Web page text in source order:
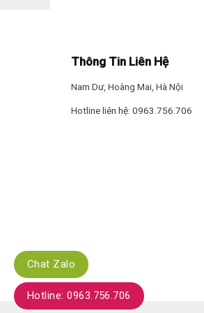
Ngăn đá
– Ngăn đá có dung tích90 lít
Thông Tin Liên Hệ
Nam Dư, Hoàng Mai, Hà Nội
Hotline liên hệ: 0963.756.706
Chat Zalo
Hotline: 0963.756.706